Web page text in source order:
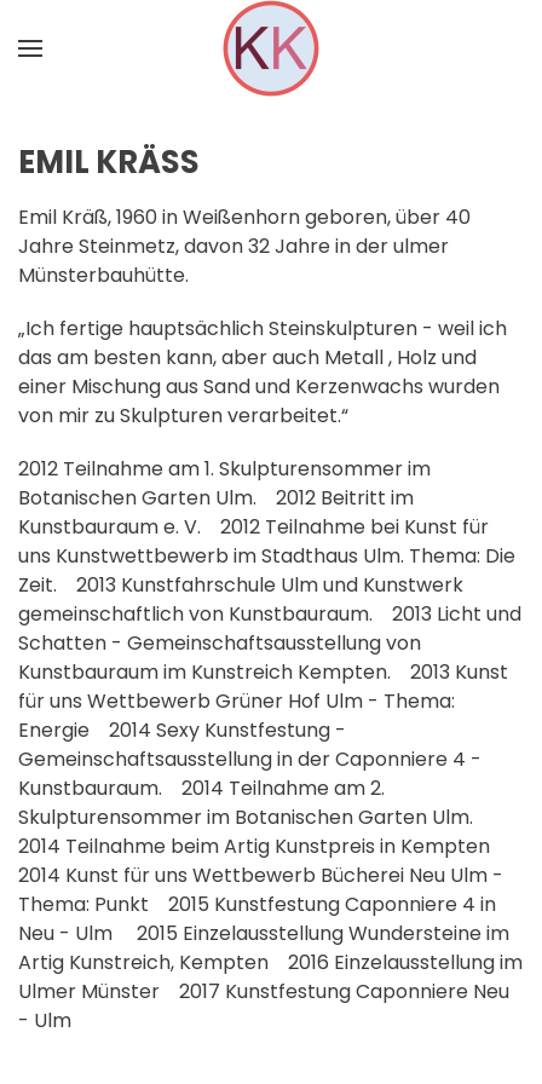
Zum Hauptinhalt springen
EMIL KRÄSS
Emil Kräß, 1960 in Weißenhorn geboren, über 40
Jahre Steinmetz, davon 32 Jahre in der ulmer
Münsterbauhütte.
„Ich fertige hauptsächlich Steinskulpturen - weil ich
das am besten kann, aber auch Metall , Holz und
einer Mischung aus Sand und Kerzenwachs wurden
von mir zu Skulpturen verarbeitet.“
2012 Teilnahme am 1. Skulpturensommer im
Botanischen Garten Ulm. 2012 Beitritt im
Kunstbauraum e. V. 2012 Teilnahme bei Kunst für
uns Kunstwettbewerb im Stadthaus Ulm. Thema: Die
Zeit. 2013 Kunstfahrschule Ulm und Kunstwerk
gemeinschaftlich von Kunstbauraum. 2013 Licht und
Schatten - Gemeinschaftsausstellung von
Kunstbauraum im Kunstreich Kempten. 2013 Kunst
für uns Wettbewerb Grüner Hof Ulm - Thema:
Energie 2014 Sexy Kunstfestung -
Gemeinschaftsausstellung in der Caponniere 4 -
Kunstbauraum. 2014 Teilnahme am 2.
Skulpturensommer im Botanischen Garten Ulm.
2014 Teilnahme beim Artig Kunstpreis in Kempten
2014 Kunst für uns Wettbewerb Bücherei Neu Ulm -
Thema: Punkt 2015 Kunstfestung Caponniere 4 in
Neu - Ulm 2015 Einzelausstellung Wundersteine im
Artig Kunstreich, Kempten 2016 Einzelausstellung im
Ulmer Münster 2017 Kunstfestung Caponniere Neu
- Ulm